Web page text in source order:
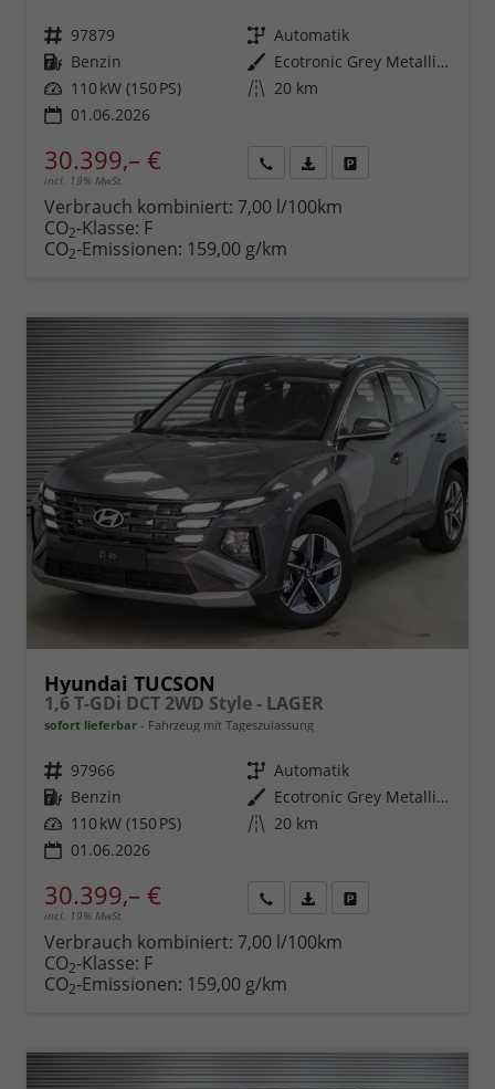
Fahrzeugnr. 97879 Getriebe Automatik
Kraftstoff Benzin Außenfarbe
Ecotronic Grey Metallic ()
Leistung 110 kW (150 PS) Kilometerstand 20 km
01.06.2026
30.399,– €
incl. 19% MwSt.
anfordern
Datei,
Verbrauch kombiniert: 7,00 l/100km
CO2-Klasse: F
CO2-Emissionen: 159,00 g/km
Hyundai TUCSON
1,6 T-GDi DCT 2WD Style - LAGER
sofort lieferbar Fahrzeug mit Tageszulassung
Fahrzeugnr. 97966 Getriebe Automatik
Kraftstoff Benzin Außenfarbe
Ecotronic Grey Metallic ()
Leistung 110 kW (150 PS) Kilometerstand 20 km
01.06.2026
30.399,– €
incl. 19% MwSt.
anfordern
Datei,
Verbrauch kombiniert: 7,00 l/100km
CO2-Klasse: F
CO2-Emissionen: 159,00 g/km